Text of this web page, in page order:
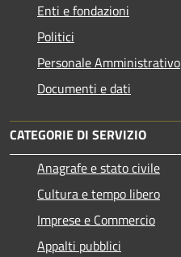
Enti e fondazioni
Politici
Personale Amministrativo
Documenti e dati
CATEGORIE DI SERVIZIO
Anagrafe e stato civile
Cultura e tempo libero
Imprese e Commercio
Appalti pubblici